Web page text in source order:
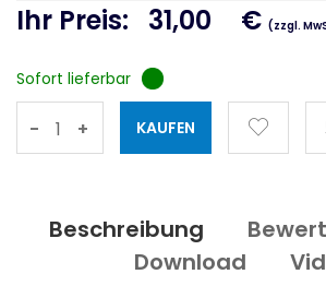
Ihr Preis: 31,00 € (zzgl.
Sofort lieferbar
- +
Beschreibung
Download